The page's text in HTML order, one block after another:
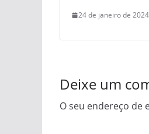
24 de janeiro de 2024
Deixe um
O seu endereço de